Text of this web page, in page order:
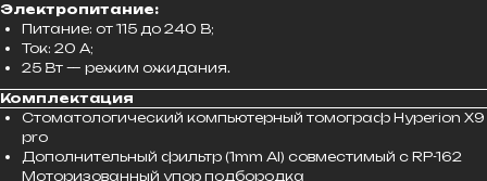
Электропитание:
Питание: от 115 до 240 В;
Ток: 20 А;
25 Вт — режим ожидания.
Комплектация
Стоматологический компьютерный томограф Hyperion X9
pro
Дополнительный фильтр (1mm Al) совместимый с RP-162
Моторизованный упор подбородка